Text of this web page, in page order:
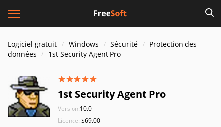
Logiciel gratuit Windows Sécurité
Protection des
données
1st Security Agent Pro
1st Security Agent Pro
Version:10.0
Licence: $69.00